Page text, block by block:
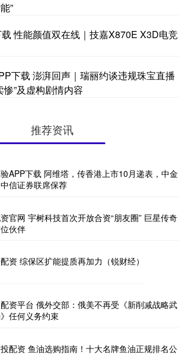
”
性能颜值双在线｜技嘉X870E X3D电竞
下载 澎湃回声｜瑞丽约谈违规珠宝直播
惨”及虚构剧情内容
推荐资讯
APP下载 阿维塔，传香港上市10月递表，中金
信证券联席保荐
官网 宇树科技首次开放合资“朋友圈” 巨星传奇
伙伴
资 综保区扩能提质再加力（锐财经）
资平台 俄外交部：俄美不再受《新削减战略武
任何义务约束
配资 鱼油选购指南！十大名牌鱼油正规排名公